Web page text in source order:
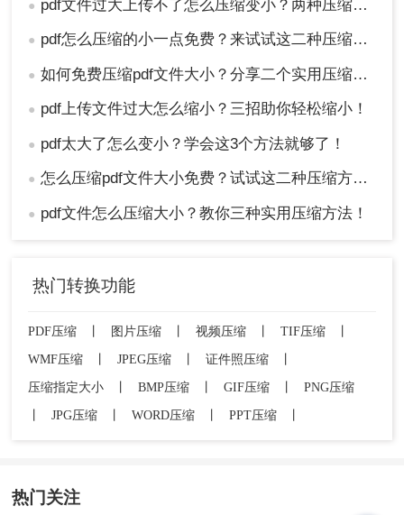
● pdf文件过大上传不了怎么压缩变小？两种压缩方法帮你轻松解决！
● pdf怎么压缩的小一点免费？来试试这二种压缩方法！
● 如何免费压缩pdf文件大小？分享二个实用压缩方法！
● pdf上传文件过大怎么缩小？三招助你轻松缩小！
● pdf太大了怎么变小？学会这3个方法就够了！
● 怎么压缩pdf文件大小免费？试试这二种压缩方法！
● pdf文件怎么压缩大小？教你三种实用压缩方法！
热门转换功能
PDF压缩 图片压缩 视频压缩 TIF压缩
WMF压缩
JPEG压缩 证件照压缩
压缩指定大小
BMP压缩 GIF压缩
PNG压缩
JPG压缩 WORD压缩 PPT压缩
热门关注